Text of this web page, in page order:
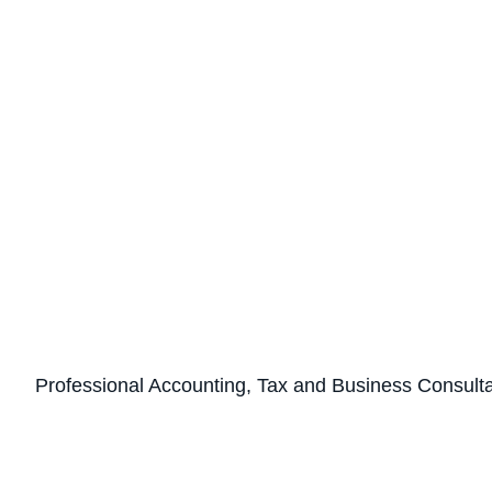
Professional Accounting, Tax and Business